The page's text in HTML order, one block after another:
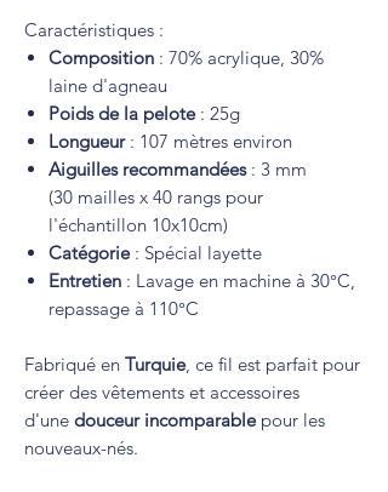
Caractéristiques :
Composition : 70% acrylique, 30%
laine d'agneau
Poids de la pelote: 25g
Longueur: 107 mètres environ
Aiguilles recommandées: 3 mm
(30 mailles x 40 rangs pour
l'échantillon 10x10cm)
Catégorie: Spécial layette
Entretien : Lavage en machine à 30°C,
repassage à 110°C
Fabriqué en Turquie, ce fil est parfait pour
créer des vêtements et accessoires
d'une douceur incomparablepour les
nouveaux-nés.